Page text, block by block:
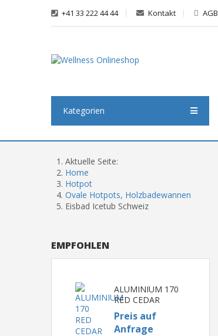
+41 33 222 44 44 Kontakt AGB
Kategorien
Aktuelle Seite:
Home
Hotpot
Ovale Hotpots, Holzbadewannen
Eisbad Icetub Schweiz
EMPFOHLEN
ALUMINIUM 170
RED CEDAR
Preis auf
Anfrage